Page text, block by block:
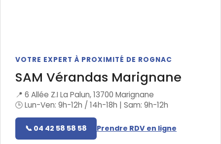
VOTRE EXPERT À PROXIMITÉ DE ROGNAC
SAM Vérandas Marignane
📍 6 Allée Z.I La Palun, 13700 Marignane
🕒 Lun-Ven: 9h-12h / 14h-18h | Sam: 9h-12h
📞 04 42 58 58 58 Prendre RDV en ligne